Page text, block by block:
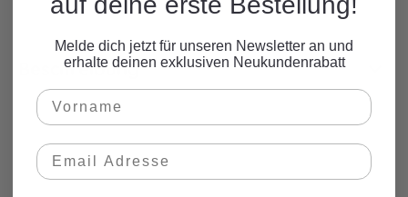
Beschreibung
Melde dich jetzt für unseren Newsletter an und
erhalte deinen exklusiven Neukundenrabatt